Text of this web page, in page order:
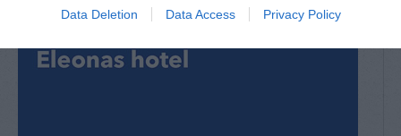
Data Deletion Data Access Privacy Policy